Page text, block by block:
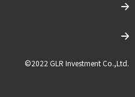
©2022 GLR Investment Co.,Ltd.